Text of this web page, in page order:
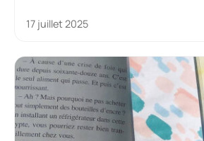
17 juillet 2025